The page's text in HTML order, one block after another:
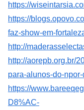
https://
https://
faz-show-em-
http://
http://aorepb.org.br/
para-alunos-do-
https://
D8%AC-